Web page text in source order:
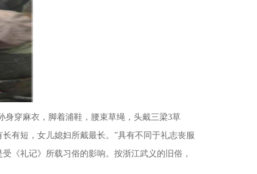
身穿麻衣，脚着浦鞋，腰束草绳，头戴三梁3草
有短，女儿媳妇所戴最长。”具有不同于礼志丧服
《礼记》所载习俗的影响。按浙江武义的旧俗，